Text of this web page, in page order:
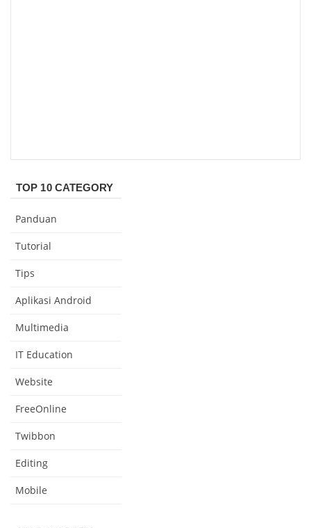
TOP 10 CATEGORY
Panduan
Tutorial
Tips
Aplikasi Android
Multimedia
IT Education
Website
FreeOnline
Twibbon
Editing
Mobile